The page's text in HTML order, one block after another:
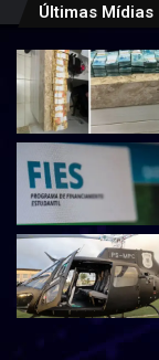
Últimas Mídias